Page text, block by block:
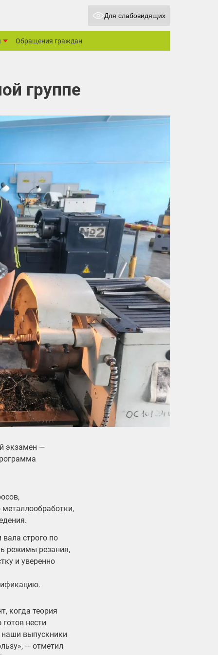
Для слабовидящих
Обращения граждан
группе
экзамен —
строго по
режимы резания,
и уверенно
когда теория
нести
наши выпускники
— отметил